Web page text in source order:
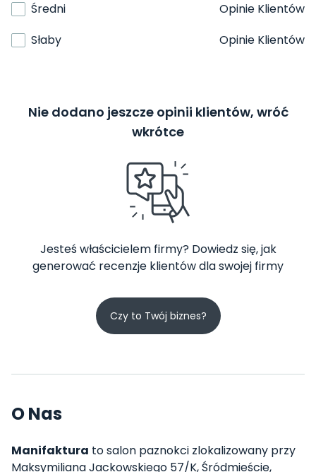
Średni
Opinie Klientów
Słaby
Opinie Klientów
Nie dodano jeszcze opinii klientów, wróć
wkrótce
Jesteś właścicielem firmy? Dowiedz się, jak
generować recenzje klientów dla swojej firmy
Czy to Twój biznes?
O Nas
Manifaktura to salon paznokci zlokalizowany przy
Maksymiliana Jackowskiego 57/K, Śródmieście,